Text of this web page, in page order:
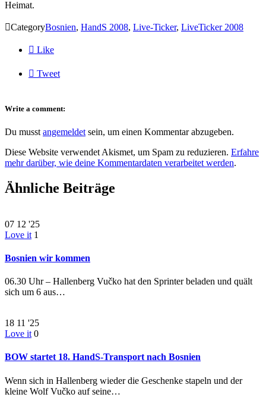
Heimat.
CategoryBosnien, HandS 2008, Live-Ticker, LiveTicker 2008
 Like
 Tweet
Write a comment:
Du musst angemeldet sein, um einen Kommentar abzugeben.
Diese Website verwendet Akismet, um Spam zu reduzieren. Erfahre
mehr darüber, wie deine Kommentardaten verarbeitet werden.
Ähnliche Beiträge
07 12 '25
Love it 1
Bosnien wir kommen
06.30 Uhr – Hallenberg Vučko hat den Sprinter beladen und quält
sich um 6 aus…
18 11 '25
Love it 0
BOW startet 18. HandS-Transport nach Bosnien
Wenn sich in Hallenberg wieder die Geschenke stapeln und der
kleine Wolf Vučko auf seine…